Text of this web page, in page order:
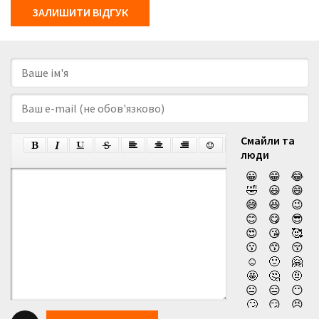
ЗАЛИШИТИ ВІДГУК
Смайли та
люди
😀
😁
😂
🤣
😃
😄
😅
😆
😉
😊
😋
😎
😍
😘
🥰
😗
😙
😚
☺️
🙂
🤗
🤩
🤔
🤨
😐
😑
😶
🙄
😏
😣